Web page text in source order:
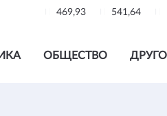
469,93 541,64
ОБЩЕСТВО